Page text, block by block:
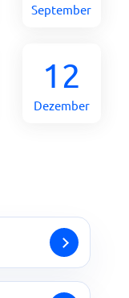
September
12
Dezember